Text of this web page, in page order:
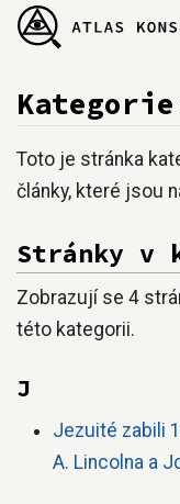
Přejít na:navigace,
Toto je stránka
články, které jsou
Stránky v
Zobrazují se 4
této kategorii.
J
Jezuité zabili
A. Lincolna a